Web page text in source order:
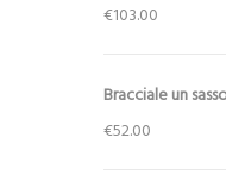
€103.00
Bracciale un
€52.00